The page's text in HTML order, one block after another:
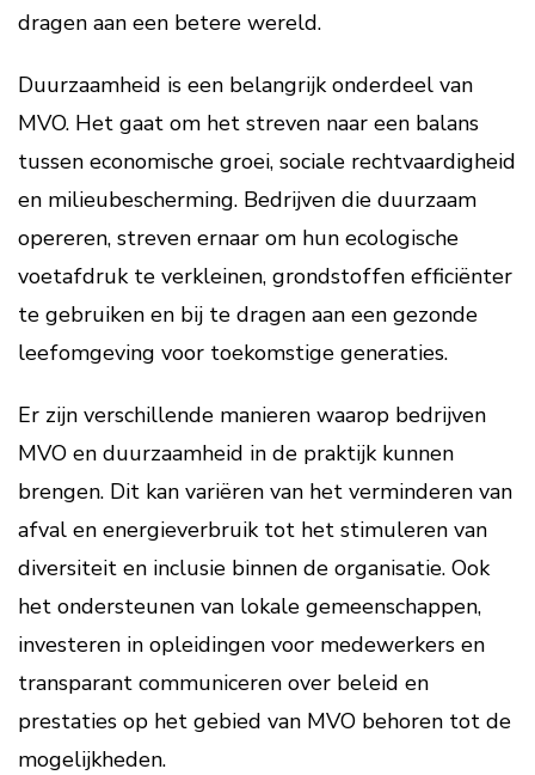
dragen aan een betere wereld.
Duurzaamheid is een belangrijk onderdeel van
MVO. Het gaat om het streven naar een balans
tussen economische groei, sociale rechtvaardigheid
en milieubescherming. Bedrijven die duurzaam
opereren, streven ernaar om hun ecologische
voetafdruk te verkleinen, grondstoffen efficiënter
te gebruiken en bij te dragen aan een gezonde
leefomgeving voor toekomstige generaties.
Er zijn verschillende manieren waarop bedrijven
MVO en duurzaamheid in de praktijk kunnen
brengen. Dit kan variëren van het verminderen van
afval en energieverbruik tot het stimuleren van
diversiteit en inclusie binnen de organisatie. Ook
het ondersteunen van lokale gemeenschappen,
investeren in opleidingen voor medewerkers en
transparant communiceren over beleid en
prestaties op het gebied van MVO behoren tot de
mogelijkheden.